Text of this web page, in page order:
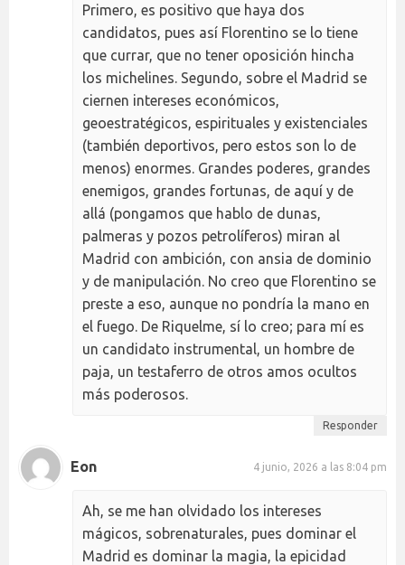
Primero, es positivo que haya dos
candidatos, pues así Florentino se lo tiene
que currar, que no tener oposición hincha
los michelines. Segundo, sobre el Madrid se
ciernen intereses económicos,
geoestratégicos, espirituales y existenciales
(también deportivos, pero estos son lo de
menos) enormes. Grandes poderes, grandes
enemigos, grandes fortunas, de aquí y de
allá (pongamos que hablo de dunas,
palmeras y pozos petrolíferos) miran al
Madrid con ambición, con ansia de dominio
y de manipulación. No creo que Florentino se
preste a eso, aunque no pondría la mano en
el fuego. De Riquelme, sí lo creo; para mí es
un candidato instrumental, un hombre de
paja, un testaferro de otros amos ocultos
más poderosos.
Responder
Eon 4 junio, 2026 a las 8:04 pm
Ah, se me han olvidado los intereses
mágicos, sobrenaturales, pues dominar el
Madrid es dominar la magia, la epicidad